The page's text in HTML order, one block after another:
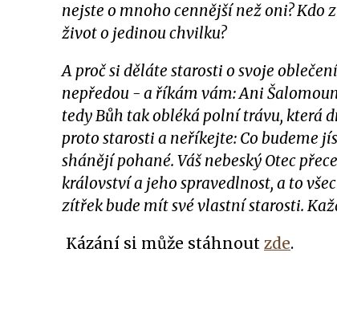
nejste o mnoho cennější než oni? Kdo
život o jedinou chvilku?
A proč si děláte starosti o svoje
nepředou - a říkám vám: Ani
tedy Bůh tak obléká polní trávu, která
proto starosti a neříkejte: Co budeme
shánějí pohané. Váš nebeský Otec
království a jeho spravedlnost, a to
zítřek bude mít své vlastní starosti.
Kázání si může stáhnout zde.